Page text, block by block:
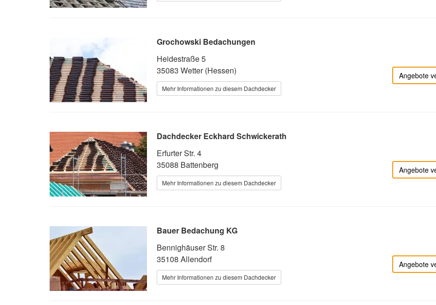
Grochowski Bedachungen
Heidestraße 5
35083 Wetter (Hessen)
Mehr Informationen zu diesem Dachdecker
Angebote
Dachdecker Eckhard Schwickerath
Erfurter Str. 4
35088 Battenberg
Mehr Informationen zu diesem Dachdecker
Angebote
Bauer Bedachung KG
Bennighäuser Str. 8
35108 Allendorf
Mehr Informationen zu diesem Dachdecker
Angebote